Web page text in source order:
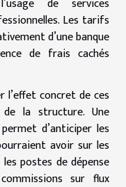
de services
Les tarifs
d’une banque
de frais cachés
concret de ces
la structure. Une
d’anticiper les
avoir sur les
postes de dépense
sur flux